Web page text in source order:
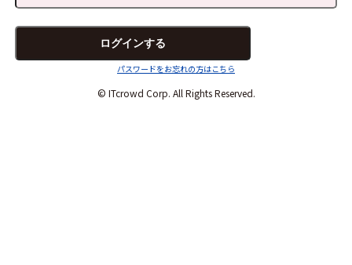
パスワードをお忘れの方はこちら
© ITcrowd Corp. All Rights Reserved.